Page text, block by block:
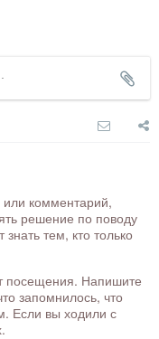
или комментарий,
решение по поводу
тем, кто только
посещения. Напишите
запомнилось, что
Если вы ходили с